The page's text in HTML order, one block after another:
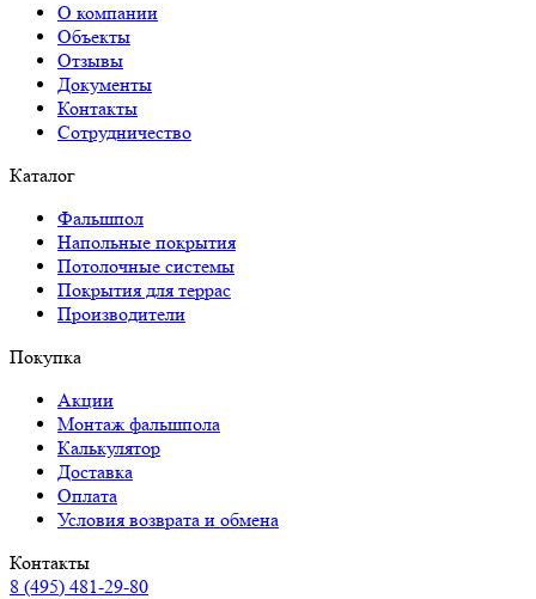
О компании
Объекты
Отзывы
Документы
Контакты
Сотрудничество
Каталог
Фальшпол
Напольные покрытия
Потолочные системы
Покрытия для террас
Производители
Покупка
Акции
Монтаж фальшпола
Калькулятор
Доставка
Оплата
Условия возврата и обмена
Контакты
8 (495) 481-29-80